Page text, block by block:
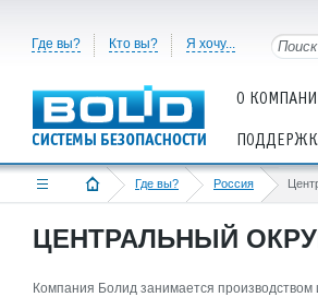
Где вы? Кто вы? Я хочу...
О
Где вы? Россия
ЦЕНТРАЛЬНЫЙ
Компания Болид занимается производством